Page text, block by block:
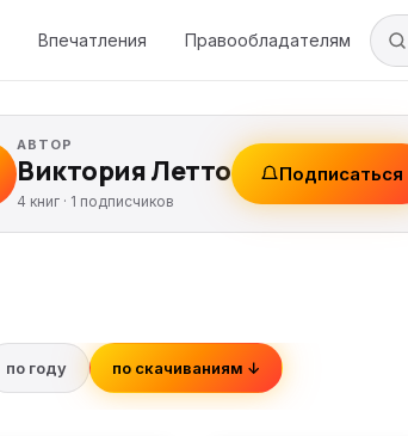
Впечатления Правообладателям
АВТОР
Виктория Летто
4 книг · 1 подписчиков
Подписаться
по году по скачиваниям ↓